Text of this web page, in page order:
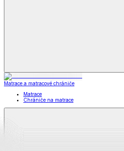
Matrace a matracové chrániče
Matrace
Chrániče na matrace